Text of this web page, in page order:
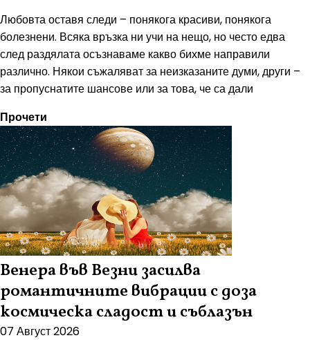
Любовта оставя следи – понякога красиви, понякога
болезнени. Всяка връзка ни учи на нещо, но често едва
след раздялата осъзнаваме какво бихме направили
различно. Някои съжаляват за неизказаните думи, други –
за пропуснатите шансове или за това, че са дали
Прочети
Венера във Везни засилва
романтичните вибрации с доза
космическа сладост и съблазън
07 Август 2026